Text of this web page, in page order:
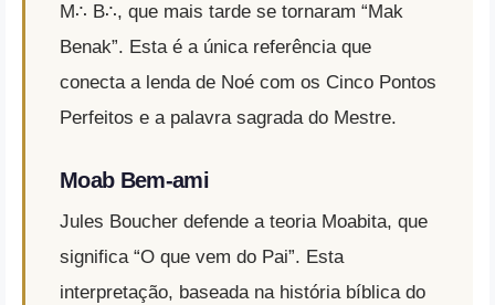
M∴ B∴, que mais tarde se tornaram “Mak
Benak”. Esta é a única referência que
conecta a lenda de Noé com os Cinco Pontos
Perfeitos e a palavra sagrada do Mestre.
Moab Bem-ami
Jules Boucher defende a teoria Moabita, que
significa “O que vem do Pai”. Esta
interpretação, baseada na história bíblica do